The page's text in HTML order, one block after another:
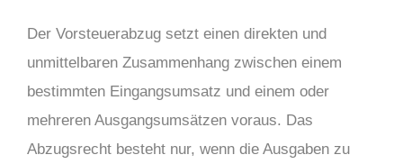
Der Vorsteuerabzug setzt einen direkten und
unmittelbaren Zusammenhang zwischen einem
bestimmten Eingangsumsatz und einem oder
mehreren Ausgangsumsätzen voraus. Das
Abzugsrecht besteht nur, wenn die Ausgaben zu